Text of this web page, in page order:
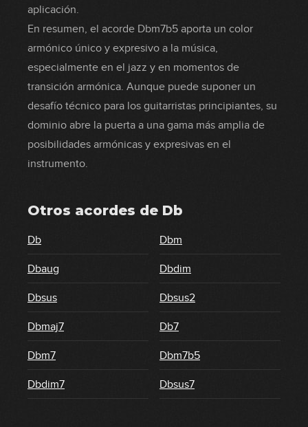
aplicación.
En resumen, el acorde Dbm7b5 aporta un color
armónico único y expresivo a la música,
especialmente en el jazz y en momentos de
transición armónica. Aunque puede suponer un
desafío técnico para los guitarristas principiantes, su
dominio abre la puerta a una gama más amplia de
posibilidades armónicas y expresivas en el
instrumento.
Otros acordes de Db
Db Dbm
Dbaug Dbdim
Dbsus Dbsus2
Dbmaj7 Db7
Dbm7 Dbm7b5
Dbdim7 Dbsus7